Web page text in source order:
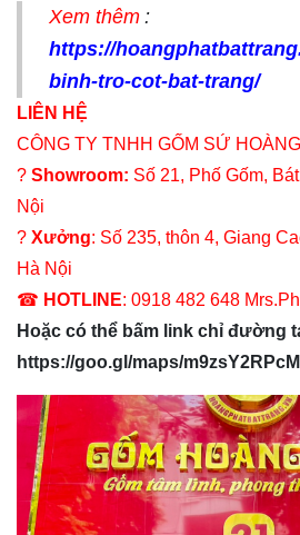
Xem thêm:
https://
binh-tro-cot-bat-trang/
LIÊN HỆ
CÔNG TY TNHH GỐM SỨ
? Showroom: Số 21, Phố Gốm,
Nội
? Xưởng: Số 235, thôn 4, Giang
Hà Nội
☎ HOTLINE: 0918 482 648
Hoặc có thể bấm link chỉ đường
https://goo.gl/maps/